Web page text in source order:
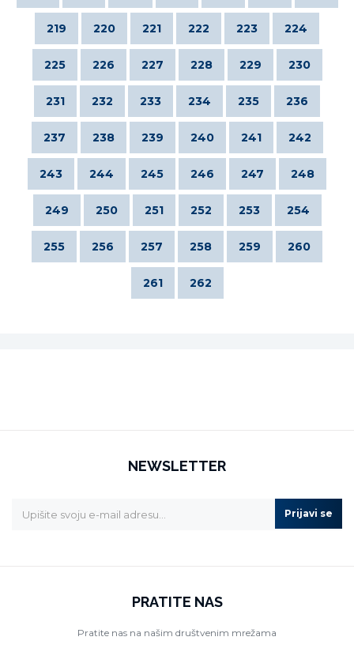
219 220 221 222 223 224
225 226 227 228 229 230
231 232 233 234 235 236
237 238 239 240 241 242
243 244 245 246 247 248
249 250 251 252 253 254
255 256 257 258 259 260
261 262
NEWSLETTER
Prijavi se
PRATITE NAS
Pratite nas na našim društvenim mrežama